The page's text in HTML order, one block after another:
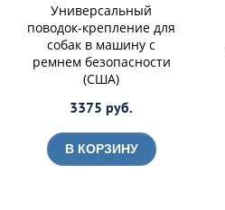
Универсальный
поводок-крепление для
собак в машину с
ремнем безопасности
(США)
3375 руб.
В КОРЗИНУ